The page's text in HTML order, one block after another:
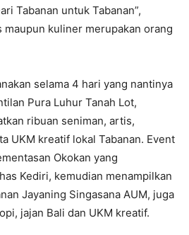
Tabanan untuk Tabanan”,
kuliner merupakan orang
selama 4 hari yang nantinya
Pura Luhur Tanah Lot,
ribuan seniman, artis,
UKM kreatif lokal Tabanan. Event
Okokan yang
Kediri, kemudian menampilkan
Jayaning Singasana AUM, juga
jajan Bali dan UKM kreatif.